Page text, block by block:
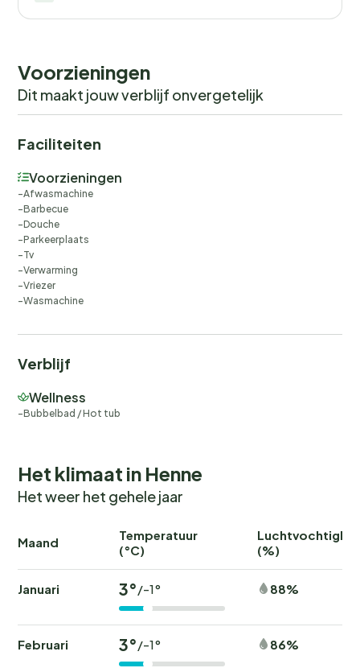
Voorzieningen
Dit maakt jouw verblijf onvergetelijk
Faciliteiten
Voorzieningen
Afwasmachine
Barbecue
Douche
Parkeerplaats
Tv
Verwarming
Vriezer
Wasmachine
Verblijf
Wellness
Bubbelbad / Hot tub
Het klimaat in Henne
Het weer het gehele jaar
Maand
Temperatuur
(°C)
(%)
Januari 3°/-1° 88%
Februari 3°/-1° 86%